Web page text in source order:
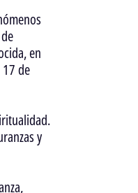
en
de
y